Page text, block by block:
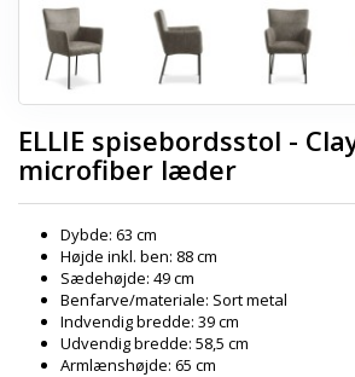
ELLIE spisebordsstol -
microfiber læder
Dybde: 63 cm
Højde inkl. ben: 88 cm
Sædehøjde: 49 cm
Benfarve/materiale: Sort metal
Indvendig bredde: 39 cm
Udvendig bredde: 58,5 cm
Armlænshøjde: 65 cm